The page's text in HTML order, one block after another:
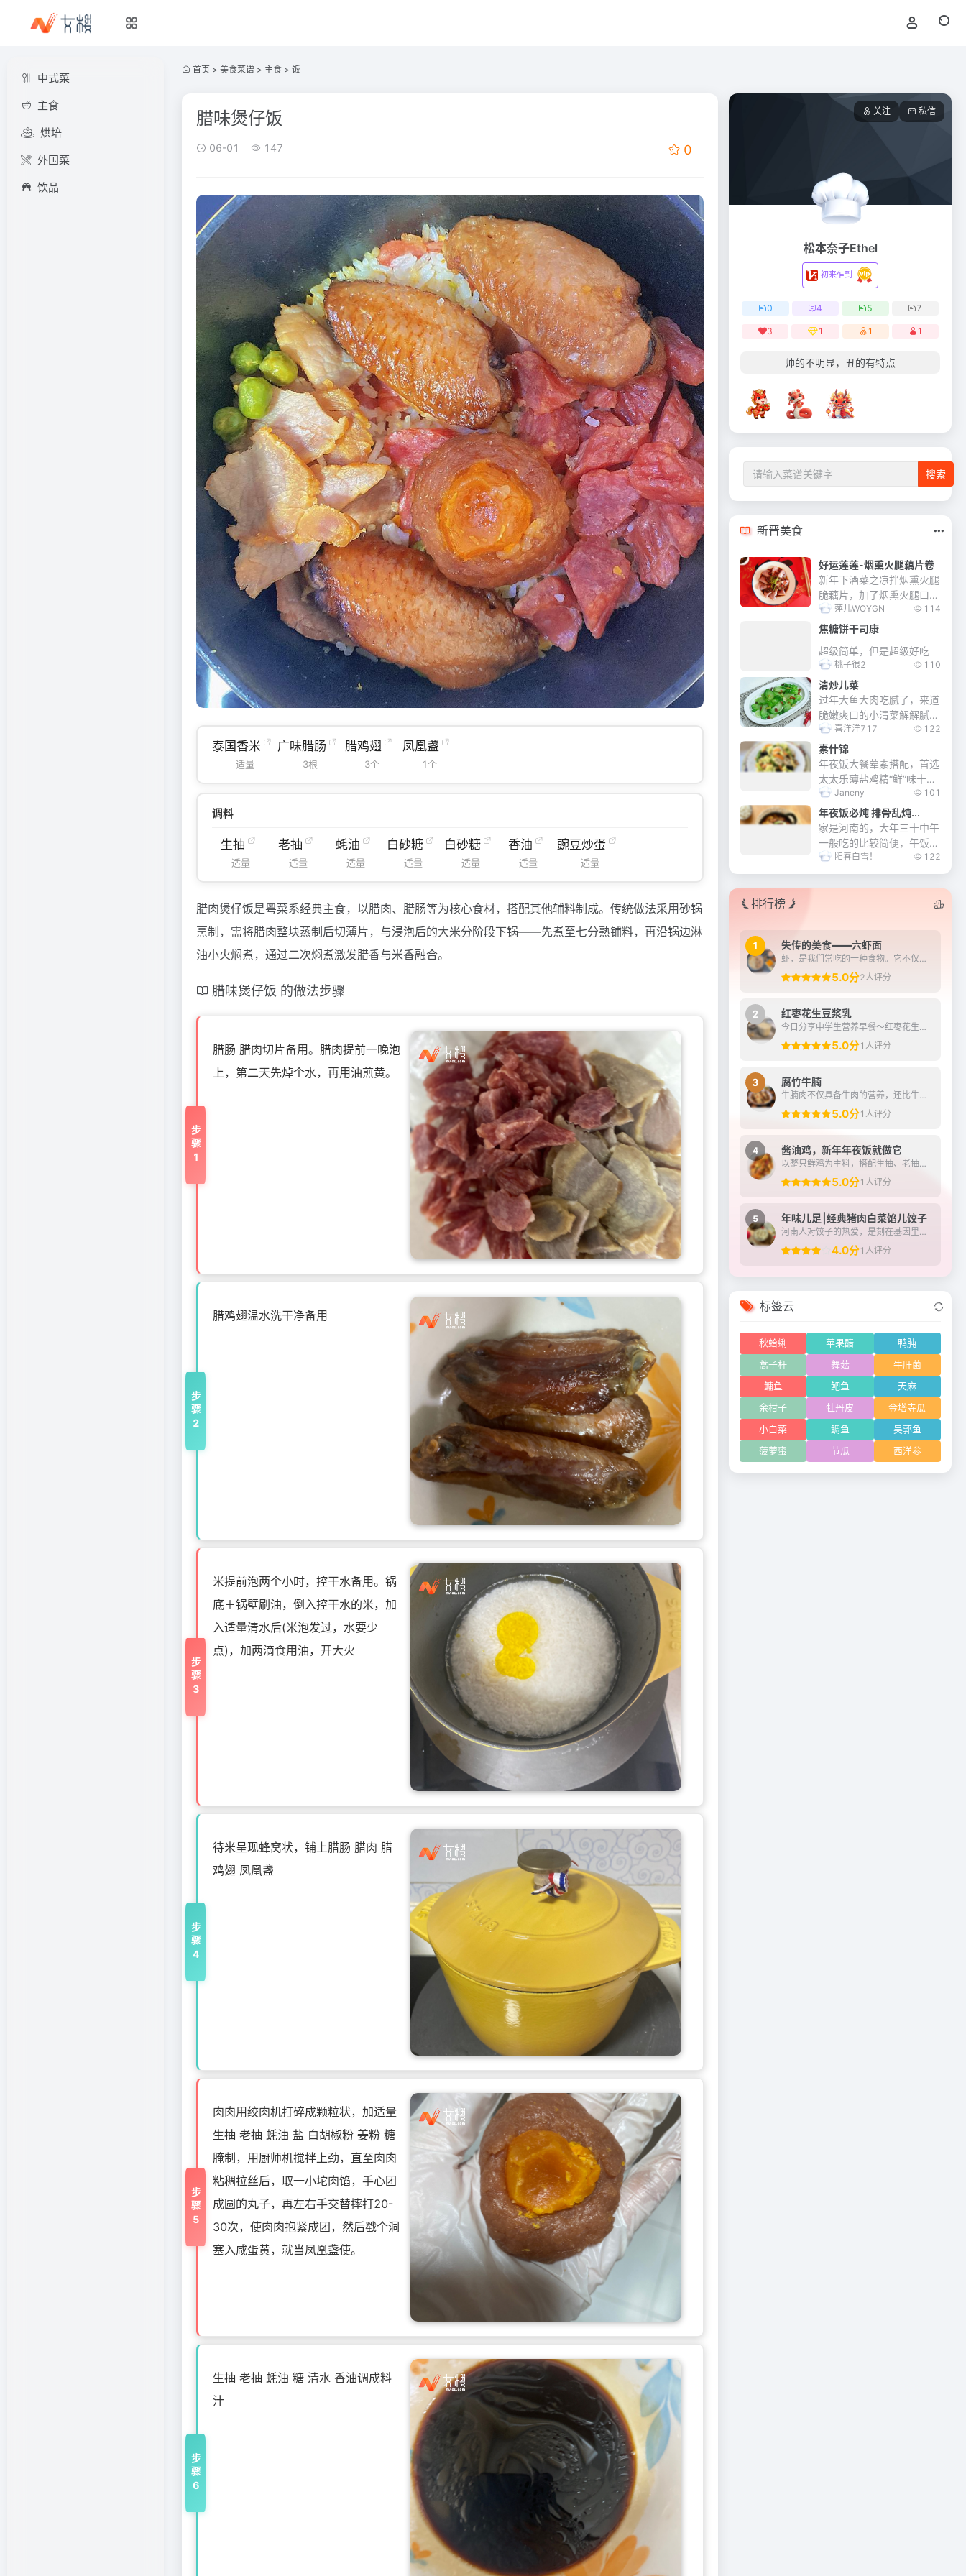
中式菜
主食
烘培
外国菜
饮品
首页 > 美食菜谱 > 主食 > 饭
腊味煲仔饭
06-01 147 0
泰国香米
适量
广味腊肠
3根
腊鸡翅
3个
凤凰盏
1个
调料
生抽
适量
老抽
适量
蚝油
适量
白砂糖
适量
白砂糖
适量
香油
适量
豌豆炒蛋
适量
腊肉煲仔饭是粤菜系经典主食，以腊肉、腊肠等为核心食材，搭配其他辅料制成。传统做法采用砂锅
烹制，需将腊肉整块蒸制后切薄片，与浸泡后的大米分阶段下锅——先煮至七分熟铺料，再沿锅边淋
油小火焖煮，通过二次焖煮激发腊香与米香融合。
腊味煲仔饭 的做法步骤
腊肠 腊肉切片备用。腊肉提前一晚泡
上，第二天先焯个水，再用油煎黄。
步骤1
腊鸡翅温水洗干净备用
步骤2
米提前泡两个小时，控干水备用。锅
底＋锅壁刷油，倒入控干水的米，加
入适量清水后(米泡发过，水要少
点)，加两滴食用油，开大火
步骤3
待米呈现蜂窝状，铺上腊肠 腊肉 腊
鸡翅 凤凰盏
步骤4
肉肉用绞肉机打碎成颗粒状，加适量
生抽 老抽 蚝油 盐 白胡椒粉 姜粉 糖
腌制，用厨师机搅拌上劲，直至肉肉
粘稠拉丝后，取一小坨肉馅，手心团
成圆的丸子，再左右手交替摔打20-
30次，使肉肉抱紧成团，然后戳个洞
塞入咸蛋黄，就当凤凰盏使。
步骤5
生抽 老抽 蚝油 糖 清水 香油调成料
汁
步骤6
关注 私信
松本奈子Ethel
初来乍到
0 4 5 7
3 1 1 1
帅的不明显，丑的有特点
新晋美食
好运莲莲-烟熏火腿藕片卷
新年下酒菜之凉拌烟熏火腿
脆藕片，加了烟熏火腿口感
更佳丰富。 提前祝大家新
年快乐！好运连连！
萍儿WOYGN 114
焦糖饼干司康
超级简单，但是超级好吃
桃子很2 110
清炒儿菜
过年大鱼大肉吃腻了，来道
脆嫩爽口的小清菜解解腻。
脆而不柴，口感清脆，太美
味了。
喜洋洋717 122
素什锦
年夜饭大餐荤素搭配，首选
太太乐薄盐鸡精“鲜”味十
足。素什锦餐桌必备素菜之
一…素什锦菜非常美味，由
许多不同品种的蔬菜，水沸
川烫至熟。统一在锅里煸炒
一下，烩在一起，加...
Janeny 101
年夜饭必炖 排骨乱炖...
家是河南的，大年三十中午
一般吃的比较简便，午饭后
开始备馅包饺子，热凉菜等
年夜饭，我们家喜欢三十的
中午炖一锅菜，有肉有素，
咕嘟咕嘟一大锅，配上大米
阳春白雪！ 122
排行榜
1 失传的美食——六虾面
虾，是我们常吃的一种食物。它不仅肉质鲜美，而且富含多种营养物质，对人体健康十分有益。正因为这样，诞生了许多虾类的美食。在《苏州往事》中记载了一道美味但又制作过程复...
5.0分2人评分
2 红枣花生豆浆乳
今日分享中学生营养早餐～红枣花生豆浆乳搭配炼奶蘸油条，有雀巢鹰唛炼奶加持，早餐的浓香与酥脆瞬间升华！
5.0分1人评分
3 腐竹牛腩
牛腩肉不仅具备牛肉的营养，还比牛肉的口感更好，牛腩的筋膜多，炖煮之后更容易吸收汤汁的香味，跟腐竹组合相得益彰，互相补充，腐竹中也可以充分吸饱牛腩的汤汁，多吃不仅能...
5.0分1人评分
4 酱油鸡，新年年夜饭就做它
以整只鲜鸡为主料，搭配生抽、老抽、冰糖及姜葱等调料制成。
5.0分1人评分
5 年味儿足⎮经典猪肉白菜馅儿饺子
河南人对饺子的热爱，是刻在基因里的家乡味、团圆的仪式感……平常宴客节气，民俗节日都会包饺子（不只是吃饺子，但是必不可少）大年三十“守岁”吃，初一早晨吃，取“更岁交...
4.0分1人评分
标签云
秋蛤蜊 苹果醋
鸭肫
蒿子杆
舞菇
牛肝菌
鳙鱼
鲃鱼
天麻
余柑子
牡丹皮
金塔寺瓜
小白菜
鲷鱼
吴郭鱼
菠萝蜜
节瓜 西洋参